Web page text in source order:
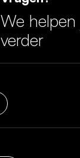
We
verder